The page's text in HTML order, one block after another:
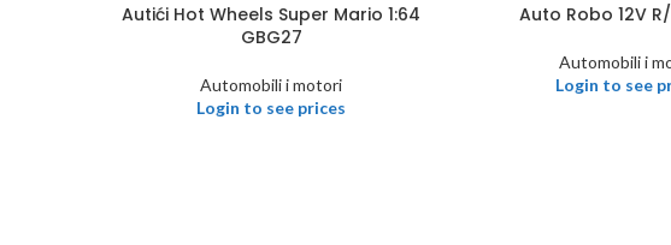
Autići Hot Wheels Super Mario 1:64
GBG27
Automobili i motori
Login to see prices
Auto Robo 12V
Automobili i
Login to see